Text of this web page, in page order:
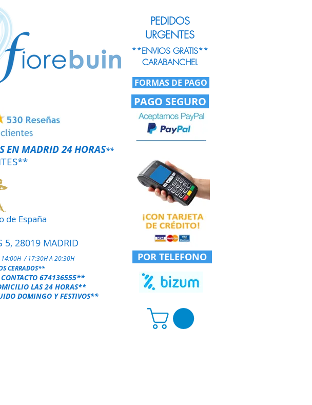
EN MADRID 24 HORAS**
de España
5, 28019 MADRID
14:00H / 17:30H A 20:30H
CERRADOS**
674136555**
LAS 24 HORAS**
DOMINGO Y FESTIVOS**
PEDIDOS
URGENTES
**ENVIOS GRATIS**
CARABANCHEL
FORMAS DE PAGO
PAGO SEGURO
POR TELEFONO